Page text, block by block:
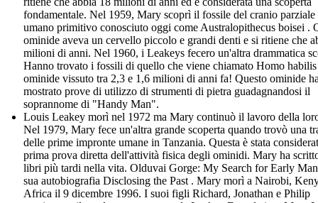
fondamentale. Nel 1959, Mary scoprì il fossile del cranio
umano primitivo conosciuto oggi come Australopithecus boisei .
ominide aveva un cervello piccolo e grandi denti e si ritiene che
milioni di anni. Nel 1960, i Leakeys fecero un'altra drammatica
Hanno trovato i fossili di quello che viene chiamato Homo
ominide vissuto tra 2,3 e 1,6 milioni di anni fa! Questo ominide
mostrato prove di utilizzo di strumenti di pietra guadagnandosi il
soprannome di "Handy Man".
Louis Leakey morì nel 1972 ma Mary continuò il lavoro della
Nel 1979, Mary fece un'altra grande scoperta quando trovò una
delle prime impronte umane in Tanzania. Questa è stata
prima prova diretta dell'attività fisica degli ominidi. Mary ha
libri più tardi nella vita. Olduvai Gorge: My Search for Early
sua autobiografia Disclosing the Past . Mary morì a Nairobi,
Africa il 9 dicembre 1996. I suoi figli Richard, Jonathan e Philip